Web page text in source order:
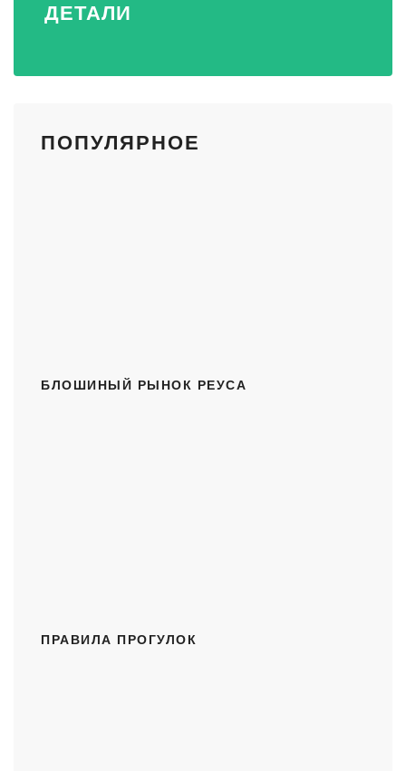
ДЕТАЛИ
ПОПУЛЯРНОЕ
БЛОШИНЫЙ РЫНОК РЕУСА
ПРАВИЛА ПРОГУЛОК